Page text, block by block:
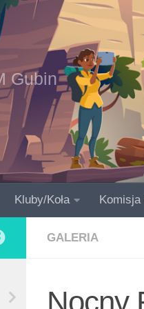
Gubin
Kluby/Koła
GALERIA
Nocny